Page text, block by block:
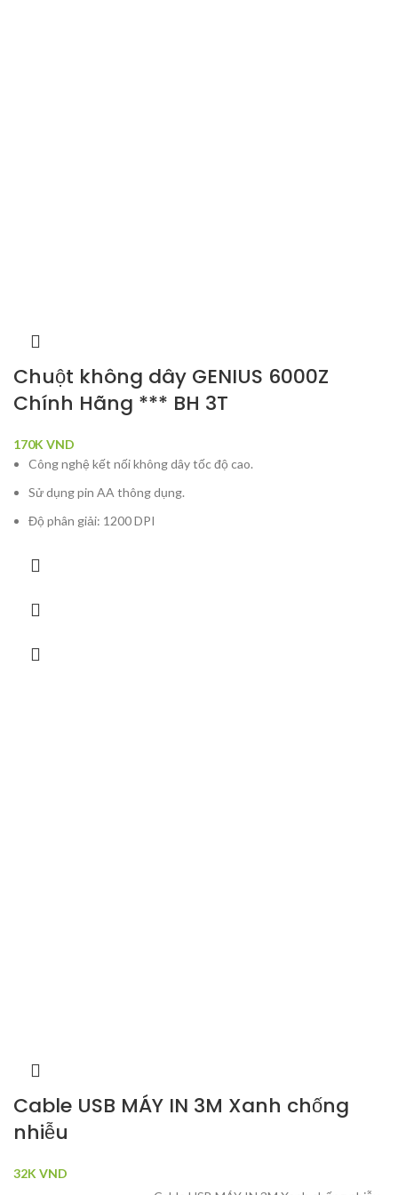
Chuột không dây GENIUS 6000Z
Chính Hãng *** BH 3T
170K VND
Công nghệ kết nối không dây tốc độ cao.
Sử dụng pin AA thông dụng.
Độ phân giải: 1200 DPI
Cable USB MÁY IN 3M Xanh chống
nhiễu
32K VND